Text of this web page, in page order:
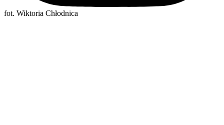
fot. Wiktoria Chłodnica